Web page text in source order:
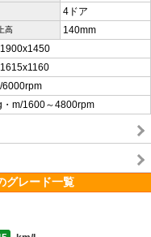
4ドア
高 140mm
6000rpm
・m/1600～4800rpm
グレード一覧